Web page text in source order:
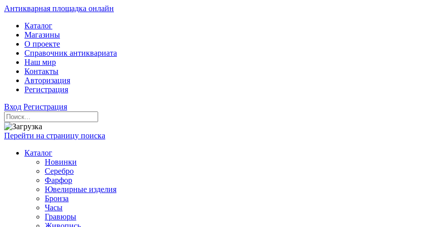
Антикварная площадка онлайн
Каталог
Магазины
О проекте
Справочник антиквариата
Наш мир
Контакты
Авторизация
Регистрация
Вход Регистрация
Перейти на страницу поиска
Каталог
Новинки
Серебро
Фарфор
Ювелирные изделия
Бронза
Часы
Гравюры